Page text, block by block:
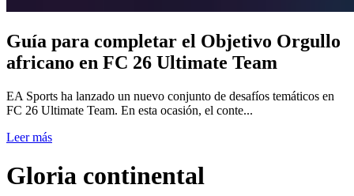
Guía para completar el Objetivo Orgullo
africano en FC 26 Ultimate Team
EA Sports ha lanzado un nuevo conjunto de desafíos temáticos en
FC 26 Ultimate Team. En esta ocasión, el conte...
Leer más
Gloria continental